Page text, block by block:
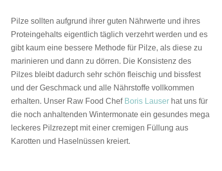
Pilze sollten aufgrund ihrer guten Nährwerte und ihres
Proteingehalts eigentlich täglich verzehrt werden und es
gibt kaum eine bessere Methode für Pilze, als diese zu
marinieren und dann zu dörren. Die Konsistenz des
Pilzes bleibt dadurch sehr schön fleischig und bissfest
und der Geschmack und alle Nährstoffe vollkommen
erhalten. Unser Raw Food Chef Boris Lauser hat uns für
die noch anhaltenden Wintermonate ein gesundes mega
leckeres Pilzrezept mit einer cremigen Füllung aus
Karotten und Haselnüssen kreiert.